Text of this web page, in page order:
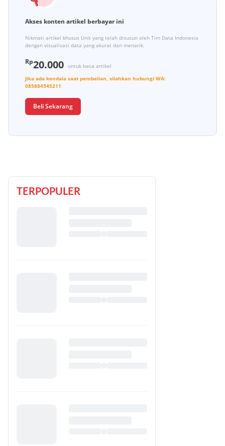
Akses konten artikel berbayar ini
Nikmati artikel khusus Unit yang telah disusun oleh Tim Data Indonesia
dengan visualisasi data yang akurat dan menarik.
Rp20.000
untuk baca artikel
Jika ada kendala saat pembelian, silahkan hubungi WA:
085884545211
Beli Sekarang
TERPOPULER